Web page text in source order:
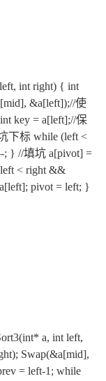
int right) { int
&a[left]);//使
key = a[left];//保
下标 while (left <
; } //填坑 a[pivot] =
< right &&
pivot = left; }
a, int left,
Swap(&a[mid],
= left-1; while